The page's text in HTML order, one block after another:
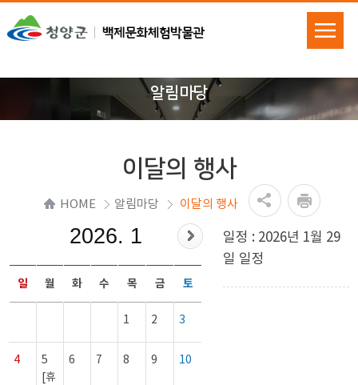
알림마당
이달의 행사
HOME 알림마당 이달의 행사
2026. 1
일 월 화 수 목 금 토
1 2 3
4
5
[휴
6 7 8 9 10
일정 : 2026년 1월 29
일 일정